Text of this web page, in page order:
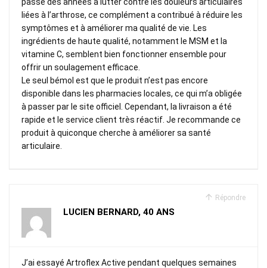
liées à l’arthrose, ce complément a contribué à réduire les
symptômes et à améliorer ma qualité de vie. Les
ingrédients de haute qualité, notamment le MSM et la
vitamine C, semblent bien fonctionner ensemble pour
offrir un soulagement efficace.
Le seul bémol est que le produit n’est pas encore
disponible dans les pharmacies locales, ce qui m’a obligée
à passer par le site officiel. Cependant, la livraison a été
rapide et le service client très réactif. Je recommande ce
produit à quiconque cherche à améliorer sa santé
articulaire.
Répondre
LUCIEN BERNARD, 40 ANS
J’ai essayé Artroflex Active pendant quelques semaines